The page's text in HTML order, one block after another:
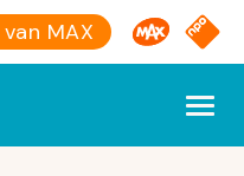
MAX Omroep
NPO